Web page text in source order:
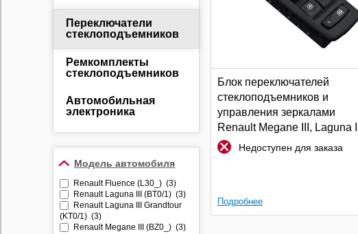
Переключатели
стеклоподъемников
Ремкомплекты
стеклоподъемников
Автомобильная
электроника
Противоугонные
устройства
Видеорегистраторы
Радар-детекторы
Комбо-устройства
Парктроники
Модель автомобиля
Renault Fluence (L30_) (3)
Renault Laguna III (BT0/1) (3)
Renault Laguna III Grandtour
(KT0/1) (3)
Renault Megane III (BZ0_) (3)
Блок переключателей
стеклоподъемников и
управления зеркалами
Renault Megane III, Laguna III
и Fluence | Polcar
Недоступен для заказа
Подробнее